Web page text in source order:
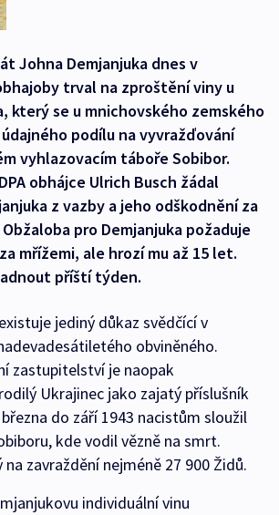
Johna Demjanjuka dnes v
trval na zproštění viny u
který se u mnichovského zemského
podílu na vyvražďování
vyhlazovacím táboře Sobibor.
obhájce Ulrich Busch žádal
z vazby a jeho odškodnění za
pro Demjanjuka požaduje
mřížemi, ale hrozí mu až 15 let.
příští týden.
jediný důkaz svědčící v
obviněného.
zastupitelství je naopak
Ukrajinec jako zajatý příslušník
do září 1943 nacistům sloužil
kde vodil vězně na smrt.
zavraždění nejméně 27 900 Židů.
individuální vinu